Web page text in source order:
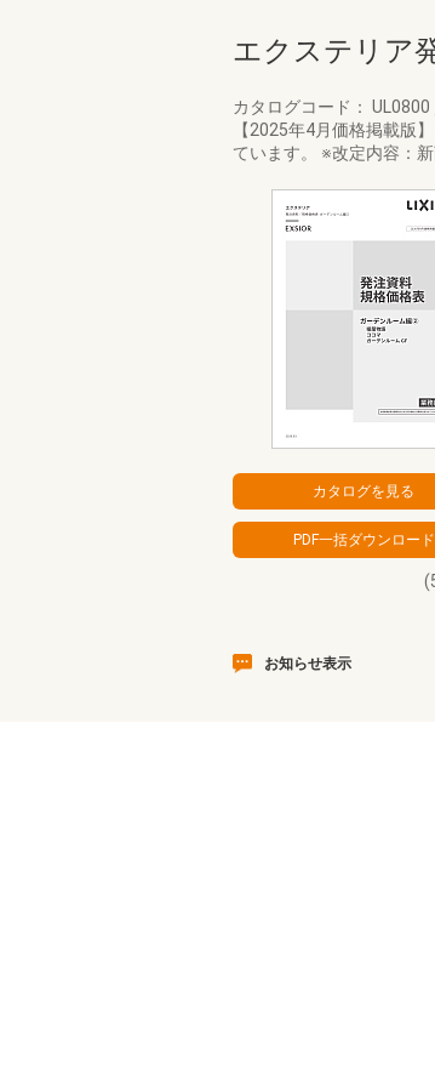
エクステリア
カタログコード： UL0800
【2025年4月価格掲載版
ています。 ※改定内容：
お知らせ表示